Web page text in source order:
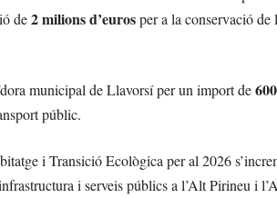
de2 milions d’eurosper a la conservació de
municipal de Llavorsí per un import de
públic.
i Transició Ecològica per al 2026
i serveis públics a l’Alt Pirineu i